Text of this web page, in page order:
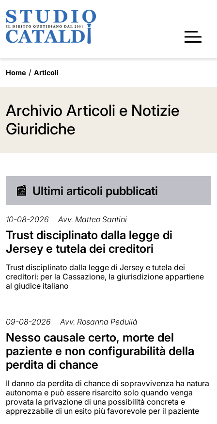
Home Articoli
Archivio Articoli e Notizie
Giuridiche
📰 Ultimi articoli pubblicati
10-08-2026 Avv. Matteo Santini
Trust disciplinato dalla legge di
Jersey e tutela dei creditori
Trust disciplinato dalla legge di Jersey e tutela dei
creditori: per la Cassazione, la giurisdizione appartiene
al giudice italiano
09-08-2026 Avv. Rosanna Pedullà
Nesso causale certo, morte del
paziente e non configurabilità della
perdita di chance
Il danno da perdita di chance di sopravvivenza ha natura
autonoma e può essere risarcito solo quando venga
provata la privazione di una possibilità concreta e
apprezzabile di un esito più favorevole per il paziente